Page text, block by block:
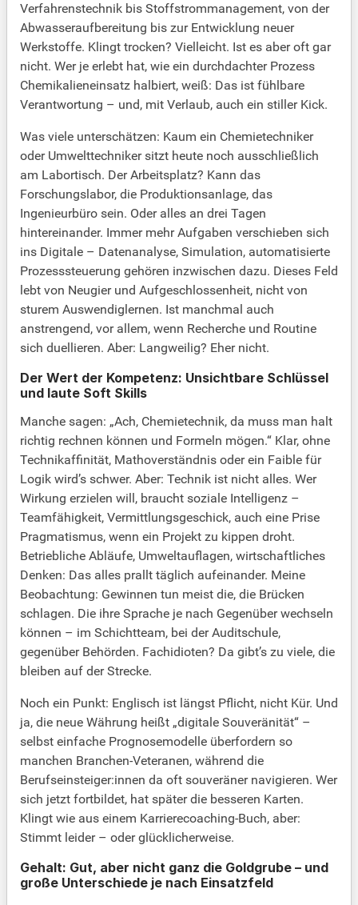
Verfahrenstechnik bis Stoffstrommanagement, von der
Abwasseraufbereitung bis zur Entwicklung neuer
Werkstoffe. Klingt trocken? Vielleicht. Ist es aber oft gar
nicht. Wer je erlebt hat, wie ein durchdachter Prozess
Chemikalieneinsatz halbiert, weiß: Das ist fühlbare
Verantwortung – und, mit Verlaub, auch ein stiller Kick.
Was viele unterschätzen: Kaum ein Chemietechniker
oder Umwelttechniker sitzt heute noch ausschließlich
am Labortisch. Der Arbeitsplatz? Kann das
Forschungslabor, die Produktionsanlage, das
Ingenieurbüro sein. Oder alles an drei Tagen
hintereinander. Immer mehr Aufgaben verschieben sich
ins Digitale – Datenanalyse, Simulation, automatisierte
Prozesssteuerung gehören inzwischen dazu. Dieses Feld
lebt von Neugier und Aufgeschlossenheit, nicht von
sturem Auswendiglernen. Ist manchmal auch
anstrengend, vor allem, wenn Recherche und Routine
sich duellieren. Aber: Langweilig? Eher nicht.
Der Wert der Kompetenz: Unsichtbare Schlüssel
und laute Soft Skills
Manche sagen: „Ach, Chemietechnik, da muss man halt
richtig rechnen können und Formeln mögen.“ Klar, ohne
Technikaffinität, Mathoverständnis oder ein Faible für
Logik wird’s schwer. Aber: Technik ist nicht alles. Wer
Wirkung erzielen will, braucht soziale Intelligenz –
Teamfähigkeit, Vermittlungsgeschick, auch eine Prise
Pragmatismus, wenn ein Projekt zu kippen droht.
Betriebliche Abläufe, Umweltauflagen, wirtschaftliches
Denken: Das alles prallt täglich aufeinander. Meine
Beobachtung: Gewinnen tun meist die, die Brücken
schlagen. Die ihre Sprache je nach Gegenüber wechseln
können – im Schichtteam, bei der Auditschule,
gegenüber Behörden. Fachidioten? Da gibt’s zu viele, die
bleiben auf der Strecke.
Noch ein Punkt: Englisch ist längst Pflicht, nicht Kür. Und
ja, die neue Währung heißt „digitale Souveränität“ –
selbst einfache Prognosemodelle überfordern so
manchen Branchen-Veteranen, während die
Berufseinsteiger:innen da oft souveräner navigieren. Wer
sich jetzt fortbildet, hat später die besseren Karten.
Klingt wie aus einem Karrierecoaching-Buch, aber:
Stimmt leider – oder glücklicherweise.
Gehalt: Gut, aber nicht ganz die Goldgrube – und
große Unterschiede je nach Einsatzfeld